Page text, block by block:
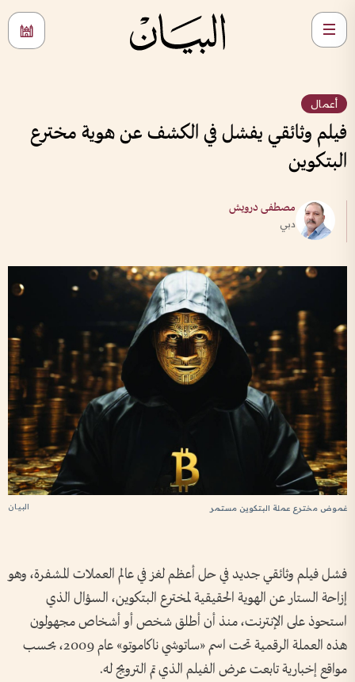
أعمال
فيلم وثائقي يفشل في الكشف عن هوية مخترع
البتكوين
مصطفى درويش
دبي
البيان غموض مخترع عملة البتكوين مستمر
فشل فيلم وثائقي جديد في حل أعظم لغز في عالم العملات المشفرة، وهو
إزاحة الستار عن الهوية الحقيقية لمخترع البتكوين، السؤال الذي
استحوذ على الإنترنت، منذ أن أطلق شخص أو أشخاص مجهولون
هذه العملة الرقمية تحت اسم «ساتوشي ناكاموتو» عام 2009، بحسب
مواقع إخبارية تابعت عرض الفيلم الذي تم الترويج له.